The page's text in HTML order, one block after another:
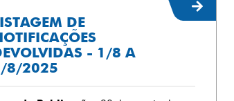
DE
- 1/8 A
8/2025